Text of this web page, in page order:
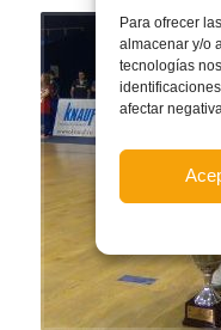
Para ofrecer
almacenar y/o
tecnologías
afectar